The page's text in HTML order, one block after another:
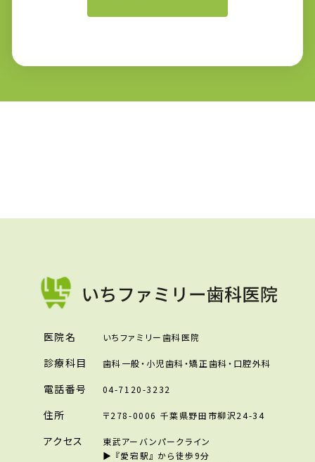
医院名 いちファミリー歯科医院
診療科目 歯科一般・小児歯科・矯正歯科・口腔外科
電話番号 04-7120-3232
住所 〒278-0006 千葉県野田市柳沢24-34
アクセス
東武アーバンパークライン
▶︎ 『愛宕駅』 から徒歩9分